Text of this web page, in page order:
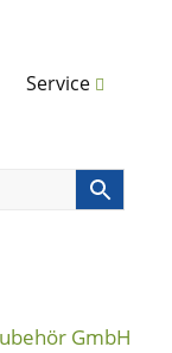
Service